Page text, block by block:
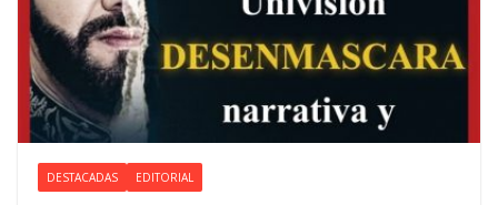
DESTACADAS EDITORIAL